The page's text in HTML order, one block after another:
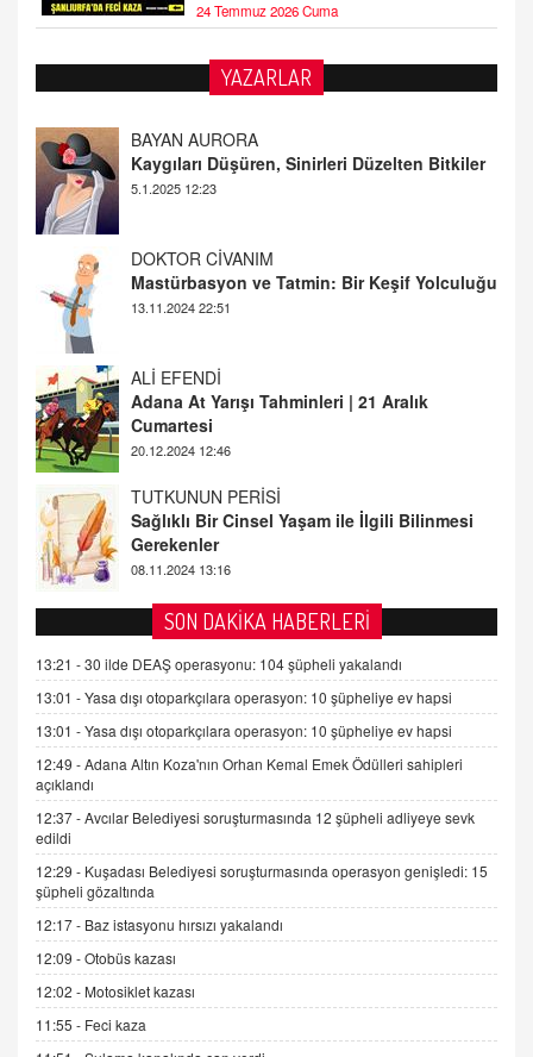
24 Temmuz 2026 Cuma
YAZARLAR
DOKTOR CİVANIM
Mastürbasyon ve Tatmin: Bir Keşif Yolculuğu
13.11.2024 22:51
ALİ EFENDİ
Adana At Yarışı Tahminleri | 21 Aralık
Cumartesi
TUTKUNUN PERİSİ
Sağlıklı Bir Cinsel Yaşam ile İlgili Bilinmesi
Gerekenler
08.11.2024 13:16
FARUK ÖNALAN
Tezkere Onaylanmasaydı…
2 Kasım 2021 Salı 00:11
AV. DOĞAN CAN DOĞAN
Kişisel verilerin korunması ve dijital hukukun
gelişimi
15.09.2025 16:17
SEHER EREK
Kış Ayları Geldi, Hangi Önlemler Alınmalı?
İNCİ GÜL AKÖL
Trump Keşke Adana'yı da Ziyaret Etse...
06.07.2026 13:00
ADEM AKÖL
Esed Destekçilerinin Yüzüne Vurulan Şamar:
Sednaya
11.12.2024 12:30
SON DAKİKA HABERLERİ
13:21 -30 ilde DEAŞ operasyonu: 104 şüpheli yakalandı
13:01 -Yasa dışı otoparkçılara operasyon: 10 şüpheliye ev hapsi
13:01 -Yasa dışı otoparkçılara operasyon: 10 şüpheliye ev hapsi
12:49 -Adana Altın Koza'nın Orhan Kemal Emek Ödülleri sahipleri
açıklandı
12:37 -Avcılar Belediyesi soruşturmasında 12 şüpheli adliyeye sevk
edildi
12:29 - Kuşadası Belediyesi soruşturmasında operasyon genişledi: 15
şüpheli gözaltında
12:17 - Baz istasyonu hırsızı yakalandı
12:09 -Otobüs kazası
12:02 - Motosiklet kazası
11:55 - Feci kaza